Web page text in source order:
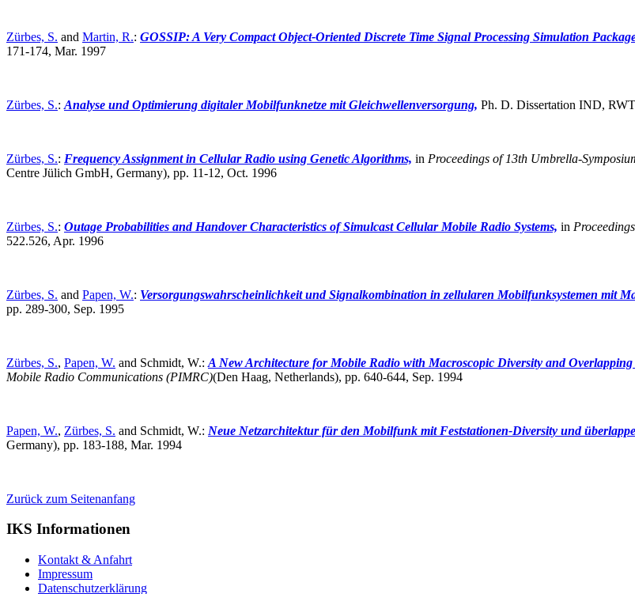
Zürbes, S. and Martin, R.: GOSSIP: A Very Compact Object-Oriented Discrete Time Signal Processing Simulation
171-174, Mar. 1997
Zürbes, S.: Analyse und Optimierung digitaler Mobilfunknetze mit Gleichwellenversorgung, Ph. D. Dissertation IND,
Zürbes, S.: Frequency Assignment in Cellular Radio using Genetic Algorithms, in Proceedings of 13th Umbrella-
Centre Jülich GmbH, Germany), pp. 11-12, Oct. 1996
Zürbes, S.: Outage Probabilities and Handover Characteristics of Simulcast Cellular Mobile Radio Systems, in
522.526, Apr. 1996
Zürbes, S. and Papen, W.: Versorgungswahrscheinlichkeit und Signalkombination in zellularen Mobilfunksystemen mit
pp. 289-300, Sep. 1995
Zürbes, S., Papen, W. and Schmidt, W.: A New Architecture for Mobile Radio with Macroscopic Diversity and Overlapping
Mobile Radio Communications (PIMRC)(Den Haag, Netherlands), pp. 640-644, Sep. 1994
Papen, W., Zürbes, S. and Schmidt, W.: Neue Netzarchitektur für den Mobilfunk mit Feststationen-Diversity und
Germany), pp. 183-188, Mar. 1994
Zurück zum Seitenanfang
IKS Informationen
Kontakt & Anfahrt
Impressum
Datenschutzerklärung